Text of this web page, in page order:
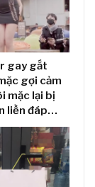
gay gắt
gợi cảm
mặc lại bị
liền đáp…